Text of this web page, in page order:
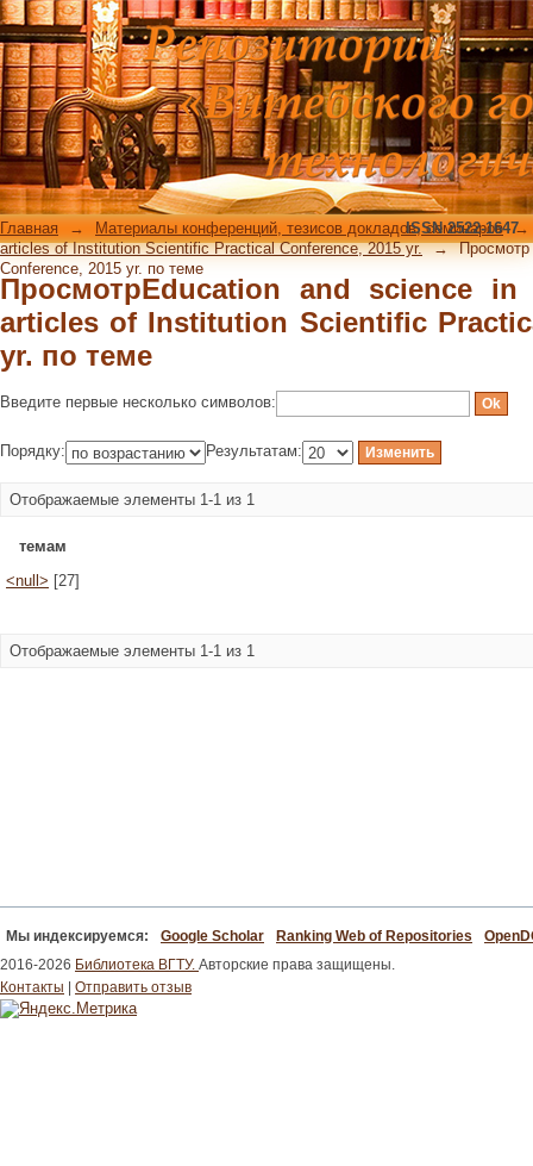
ПросмотрEducation and science
Scientific Practical Conference, 2015
Главная → Материалы конференций, тезисов докладов, семинаров →
articles of Institution Scientific Practical Conference, 2015 yr. →
Conference, 2015 yr. по теме
ISSN 2522-1647
ПросмотрEducation and science
articles of Institution Scientific
yr. по теме
Введите первые несколько символов:
Порядку: Результатам:
Отображаемые элементы 1-1 из 1
темам
<null> [27]
Отображаемые элементы 1-1 из 1
Мы индексируемся: Google Scholar Ranking Web of Repositories
2016-2026 Библиотека ВГТУ. Авторские права защищены.
Контакты
Отправить отзыв